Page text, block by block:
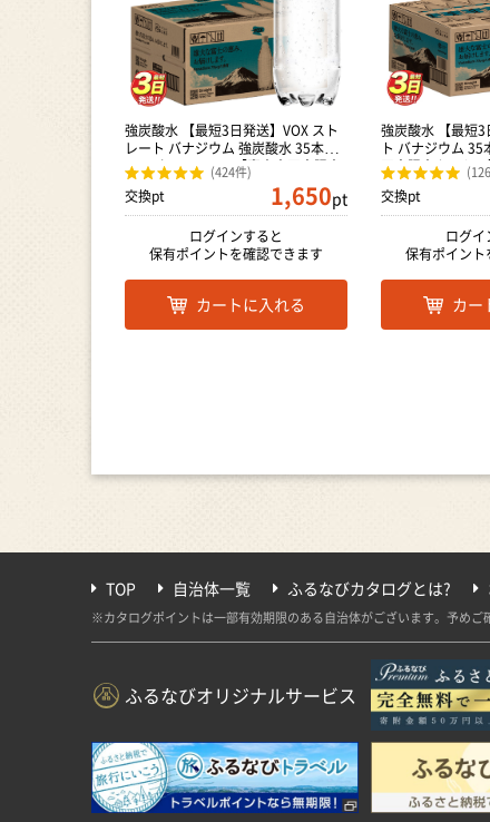
強炭酸水 【最短3日発送】VOX スト
レート バナジウム 強炭酸水 35本
500ml ラベルレス【富士吉田市限定
カートン】 炭酸
(424件)
交換pt 1,650pt
ログインすると
保有ポイントを確認できます
カートに入れる
強炭酸水 【最短3
ト バナジウム 35
田市限定カート
交換pt
ログイ
保有ポイント
カー
TOP 自治体一覧 ふるなびカタログとは?
※カタログポイントは一部有効期限のある自治体がございます。予めご
ふるなびオリジナルサービス